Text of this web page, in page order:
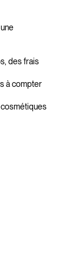
des frais
à compter